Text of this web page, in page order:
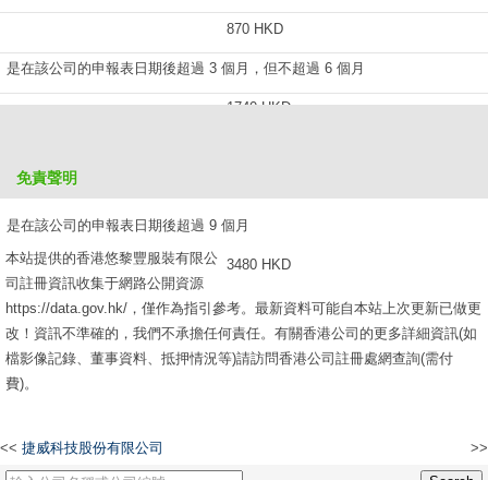
870 HKD
是在該公司的申報表日期後超過 3 個月，但不超過 6 個月
1740 HKD
是在該公司的申報表日期後超過 9 個月
3480 HKD
免責聲明
本站提供的香港悠黎豐服裝有限公
司註冊資訊收集于網路公開資源
https://data.gov.hk/，僅作為指引參考。最新資料可能自本站上次更新已做更
改！資訊不準確的，我們不承擔任何責任。有關香港公司的更多詳細資訊(如
檔影像記錄、董事資料、抵押情況等)請訪問香港公司註冊處網查詢(需付
費)。
<< 捷威科技股份有限公司 >>